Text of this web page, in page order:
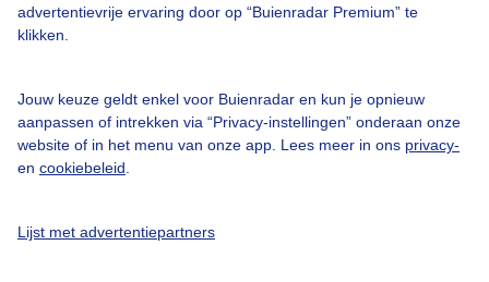
advertentievrije ervaring door op “Buienradar Premium” te
klikken.
Jouw keuze geldt enkel voor Buienradar en kun je opnieuw
aanpassen of intrekken via “Privacy-instellingen” onderaan onze
website of in het menu van onze app. Lees meer in ons privacy-
en cookiebeleid
Lijst met advertentiepartners
Contact
Adverteren
Buienradar Team
Cookie beleid